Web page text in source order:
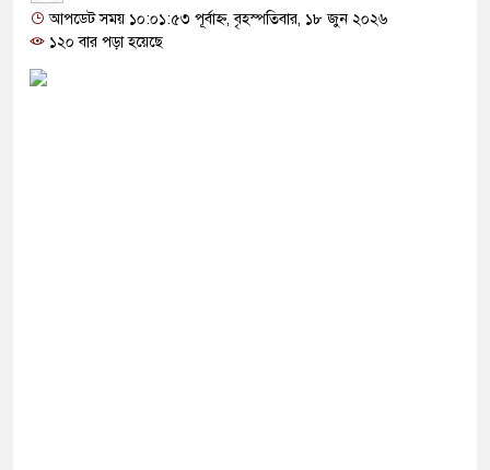
তারেক রহমান:
আপডেট সময় ১০:০১:৫৩ পূর্বাহ্ন, বৃহস্পতিবার, ১৮ জুন ২০২৬
১২০ বার পড়া হয়েছে